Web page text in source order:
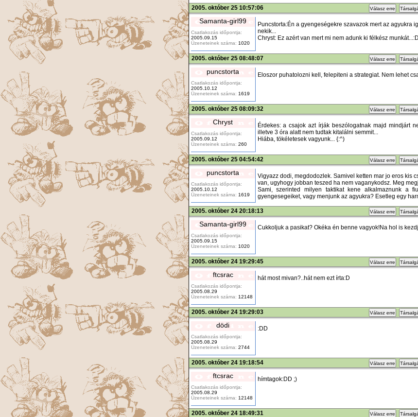
2005. október 25 10:57:06 Válasz erre
Samanta-girl99
Csatlakozás időpontja:
2005.09.15
Üzeneteinek száma: 1020
Puncstorta:Én a gyengeségekre szavazok mert az agyukra
nekik...
Chryst: Ez azért van mert mi nem adunk ki félkész munkát...:D
2005. október 25 08:48:07 Válasz erre
puncstorta
Csatlakozás időpontja:
2005.10.12
Üzeneteinek száma: 1619
Eloszor puhatolozni kell, felepiteni a strategiat. Nem lehet
2005. október 25 08:09:32 Válasz erre
Chryst
Csatlakozás időpontja:
2005.09.12
Üzeneteinek száma: 260
Érdekes: a csajok azt írják beszólogatnak majd mindjárt
illetve 3 óra alatt nem tudtak kitalálni semmit...
Hiába, tökéletesek vagyunk... {:^)
2005. október 25 04:54:42 Válasz erre
puncstorta
Csatlakozás időpontja:
2005.10.12
Üzeneteinek száma: 1619
Vigyazz dodi, megdodozlek. Samivel ketten mar jo eros kis
van, ugyhogy jobban teszed ha nem vaganykodsz. Meg
Sami, szerinted milyen taktikat kene alkalmaznunk a
gyengesegeiket, vagy menjunk az agyukra? Esetleg egy
2005. október 24 20:18:13 Válasz erre
Samanta-girl99
Csatlakozás időpontja:
2005.09.15
Üzeneteinek száma: 1020
Cukkoljuk a pasikat? Okéka én benne vagyok!Na hol is
2005. október 24 19:29:45 Válasz erre
ftcsrac
Csatlakozás időpontja:
2005.08.29
Üzeneteinek száma: 12148
hát most mivan?..hát nem ezt írta:D
2005. október 24 19:29:03 Válasz erre
dödi
Csatlakozás időpontja:
2005.08.29
Üzeneteinek száma: 2744
:DD
2005. október 24 19:18:54 Válasz erre
ftcsrac
Csatlakozás időpontja:
2005.08.29
Üzeneteinek száma: 12148
hímtagok:DD ;)
2005. október 24 18:49:31 Válasz erre